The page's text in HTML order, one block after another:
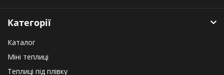
Категорії
Каталог
Міні теплиці
Теплиці під плівку